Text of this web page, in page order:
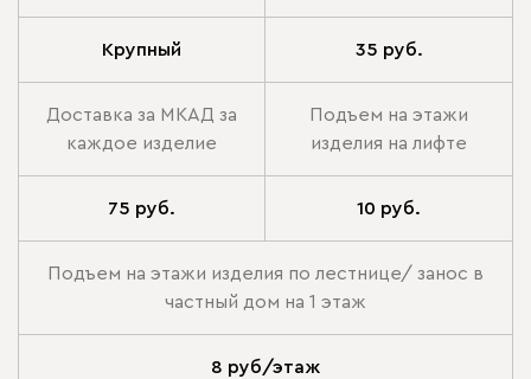
Крупный 35 руб.
Доставка за МКАД за
каждое изделие
Подъем на этажи
изделия на лифте
75 руб. 10 руб.
Подъем на этажи изделия по лестнице/ занос в
частный дом на 1 этаж
8 руб/этаж